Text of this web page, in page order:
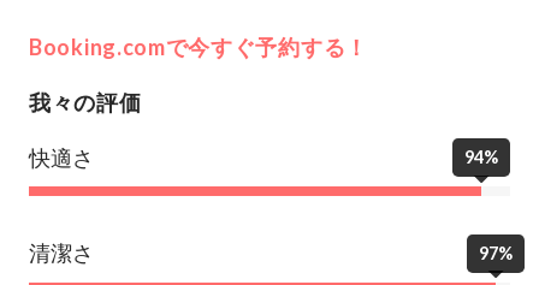
Booking.comで今すぐ予約する！
我々の評価
快適さ 94%
清潔さ 97%